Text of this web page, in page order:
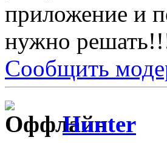
приложение и
нужно
Сообщить
Hunter